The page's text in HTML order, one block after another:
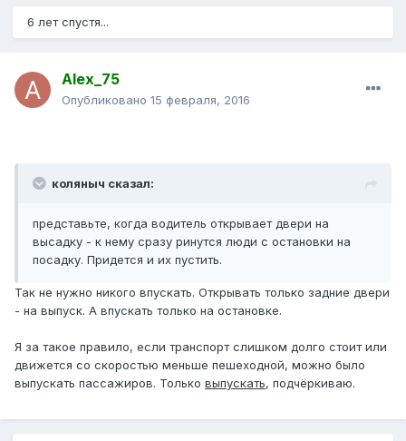
6 лет спустя...
Alex_75
Опубликовано 15 февраля, 2016
коляныч сказал:
представьте, когда водитель открывает двери на
высадку - к нему сразу ринутся люди с остановки на
посадку. Придется и их пустить.
Так не нужно никого впускать. Открывать только задние двери
- на выпуск. А впускать только на остановке.
Я за такое правило, если транспорт слишком долго стоит или
движется со скоростью меньше пешеходной, можно было
выпускать пассажиров. Только выпускать, подчёркиваю.